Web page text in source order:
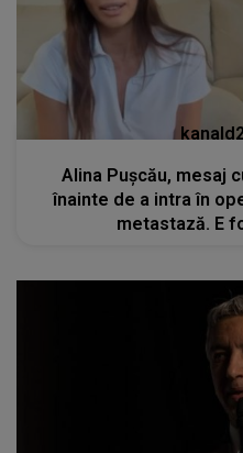
Alina Pușcău, mesaj
înainte de a intra în
metastază. E